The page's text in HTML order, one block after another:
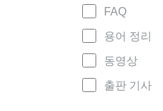
FAQ
용어 정리
동영상
출판 기사